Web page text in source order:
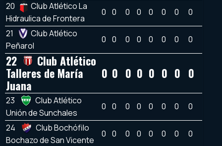
20
Club Atlético La
Hidraulica de Frontera
0 0 0 0 0 0 0
0
21
Club Atlético
Peñarol
0 0 0 0 0 0 0 0
22 Club Atlético
Talleres de María
Juana
0 0 0 0 0 0 0 0
23
Club Atlético
Unión de Sunchales
0 0 0 0 0 0 0
0
24
Club Bochófilo
Bochazo de San Vicente
0 0 0 0 0 0 0
0